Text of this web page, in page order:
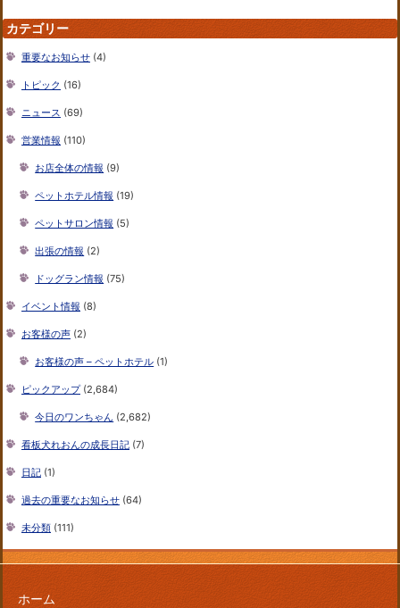
カテゴリー
重要なお知らせ (4)
トピック (16)
ニュース (69)
営業情報 (110)
お店全体の情報 (9)
ペットホテル情報 (19)
ペットサロン情報 (5)
出張の情報 (2)
ドッグラン情報 (75)
イベント情報 (8)
お客様の声 (2)
お客様の声 – ペットホテル (1)
ピックアップ(2,684)
今日のワンちゃん (2,682)
看板犬れおんの成長日記 (7)
日記 (1)
過去の重要なお知らせ (64)
未分類 (111)
ホーム